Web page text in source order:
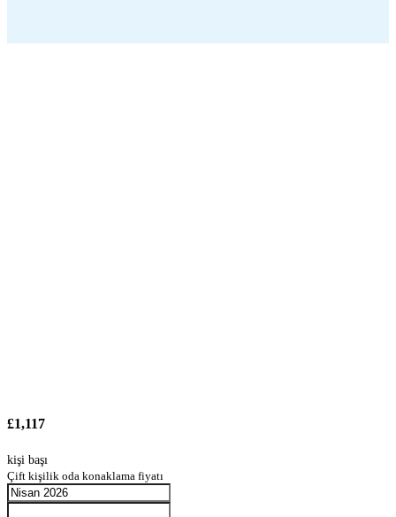
£1,117
kişi başı
Çift kişilik oda konaklama fiyatı